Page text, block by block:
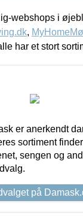
webshops i
,
har et stort
er anerkendt
sortiment
sengen og
på